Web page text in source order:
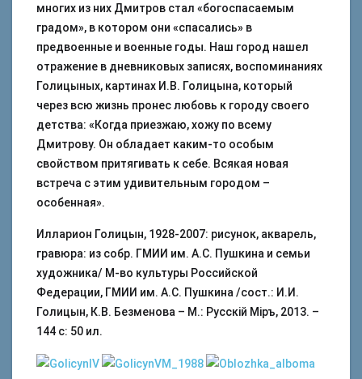
многих из них Дмитров стал «богоспасаемым
градом», в котором они «спасались» в
предвоенные и военные годы. Наш город нашел
отражение в дневниковых записях, воспоминаниях
Голицыных, картинах И.В. Голицына, который
через всю жизнь пронес любовь к городу своего
детства: «Когда приезжаю, хожу по всему
Дмитрову. Он обладает каким-то особым
свойством притягивать к себе. Всякая новая
встреча с этим удивительным городом –
особенная».
Илларион Голицын, 1928-2007: рисунок, акварель,
гравюра: из собр. ГМИИ им. А.С. Пушкина и семьи
художника/ М-во культуры Российской
Федерации, ГМИИ им. А.С. Пушкина /сост.: И.И.
Голицын, К.В. Безменова – М.: Русскiй Мiръ, 2013. –
144 с: 50 ил.